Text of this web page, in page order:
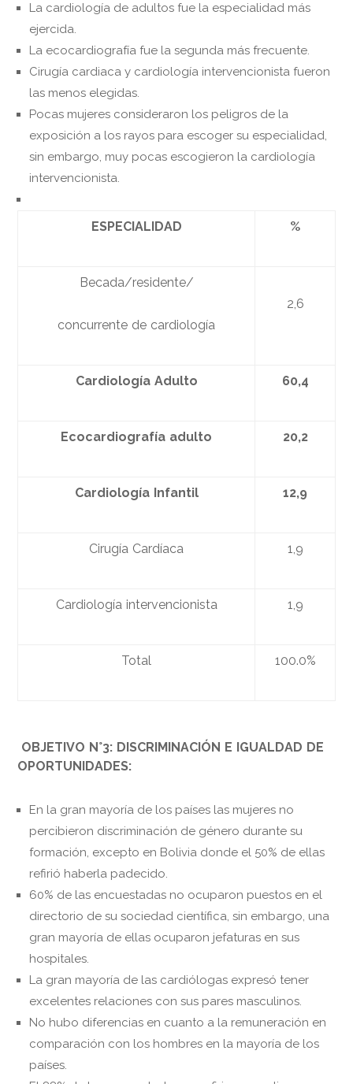
La cardiología de adultos fue la especialidad más
ejercida.
La ecocardiografía fue la segunda más frecuente.
Cirugía cardiaca y cardiología intervencionista fueron
las menos elegidas.
Pocas mujeres consideraron los peligros de la
exposición a los rayos para escoger su especialidad,
sin embargo, muy pocas escogieron la cardiología
intervencionista.
ESPECIALIDAD %
Becada/residente/
concurrente de cardiología
2,6
CardiologíaAdulto 60,4
Ecocardiografía adulto 20,2
Cardiología Infantil 12,9
Cirugía Cardíaca 1,9
Cardiología intervencionista 1,9
Total 100.0%
OBJETIVO N°3: DISCRIMINACIÓN E IGUALDAD DE
OPORTUNIDADES:
En la gran mayoría de los países las mujeres no
percibieron discriminación de género durante su
formación, excepto en Bolivia donde el 50% de ellas
refirió haberla padecido.
60% de las encuestadas no ocuparon puestos en el
directorio de su sociedad científica, sin embargo, una
gran mayoría de ellas ocuparon jefaturas en sus
hospitales.
La gran mayoría de las cardiólogas expresó tener
excelentes relaciones con sus pares masculinos.
No hubo diferencias en cuanto a la remuneración en
comparación con los hombres en la mayoría de los
países.